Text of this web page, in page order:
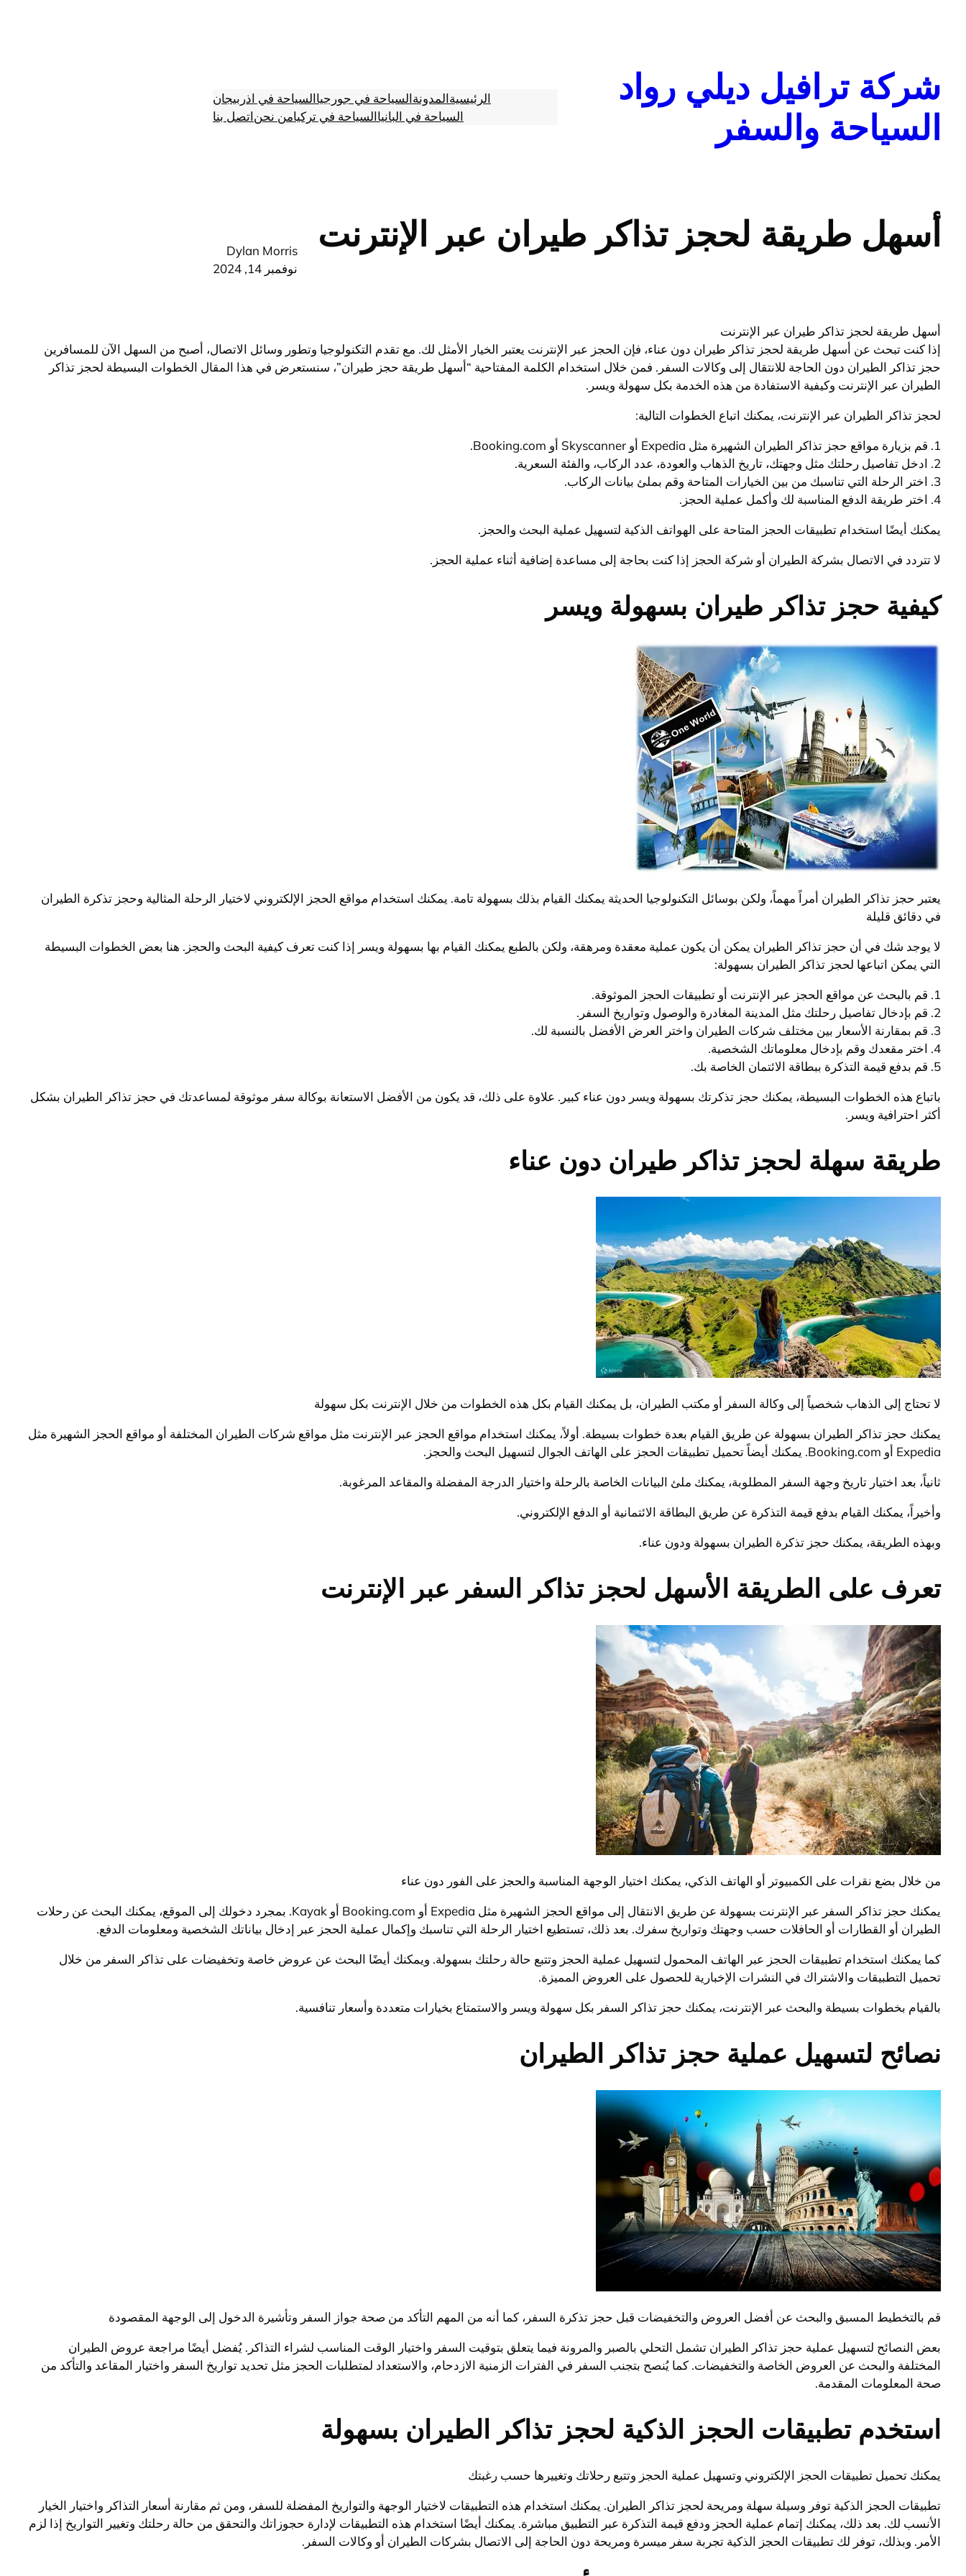
شركة ترافيل ديلي رواد
السياحة والسفر
الرئيسيةالمدونةالسياحة في جورجياالسياحة في اذربيجان
السياحة في البانياالسياحة في تركيامن نحناتصل بنا
أسهل طريقة لحجز تذاكر طيران عبر الإنترنت
Dylan Morris
نوفمبر 14, 2024
أسهل طريقة لحجز تذاكر طيران عبر الإنترنت
إذا كنت تبحث عن أسهل طريقة لحجز تذاكر طيران دون عناء، فإن الحجز عبر الإنترنت يعتبر الخيار الأمثل لك. مع تقدم التكنولوجيا وتطور وسائل الاتصال، أصبح من السهل الآن للمسافرين
حجز تذاكر الطيران دون الحاجة للانتقال إلى وكالات السفر. فمن خلال استخدام الكلمة المفتاحية “أسهل طريقة حجز طيران”، سنستعرض في هذا المقال الخطوات البسيطة لحجز تذاكر
الطيران عبر الإنترنت وكيفية الاستفادة من هذه الخدمة بكل سهولة ويسر.
لحجز تذاكر الطيران عبر الإنترنت، يمكنك اتباع الخطوات التالية:
1. قم بزيارة مواقع حجز تذاكر الطيران الشهيرة مثل Expedia أو Skyscanner أو Booking.com.
2. ادخل تفاصيل رحلتك مثل وجهتك، تاريخ الذهاب والعودة، عدد الركاب، والفئة السعرية.
3. اختر الرحلة التي تناسبك من بين الخيارات المتاحة وقم بملئ بيانات الركاب.
4. اختر طريقة الدفع المناسبة لك وأكمل عملية الحجز.
يمكنك أيضًا استخدام تطبيقات الحجز المتاحة على الهواتف الذكية لتسهيل عملية البحث والحجز.
لا تتردد في الاتصال بشركة الطيران أو شركة الحجز إذا كنت بحاجة إلى مساعدة إضافية أثناء عملية الحجز.
كيفية حجز تذاكر طيران بسهولة ويسر
يعتبر حجز تذاكر الطيران أمراً مهماً، ولكن بوسائل التكنولوجيا الحديثة يمكنك القيام بذلك بسهولة تامة. يمكنك استخدام مواقع الحجز الإلكتروني لاختيار الرحلة المثالية وحجز تذكرة الطيران
في دقائق قليلة
لا يوجد شك في أن حجز تذاكر الطيران يمكن أن يكون عملية معقدة ومرهقة، ولكن بالطبع يمكنك القيام بها بسهولة ويسر إذا كنت تعرف كيفية البحث والحجز. هنا بعض الخطوات البسيطة
التي يمكن اتباعها لحجز تذاكر الطيران بسهولة:
1. قم بالبحث عن مواقع الحجز عبر الإنترنت أو تطبيقات الحجز الموثوقة.
2. قم بإدخال تفاصيل رحلتك مثل المدينة المغادرة والوصول وتواريخ السفر.
3. قم بمقارنة الأسعار بين مختلف شركات الطيران واختر العرض الأفضل بالنسبة لك.
4. اختر مقعدك وقم بإدخال معلوماتك الشخصية.
5. قم بدفع قيمة التذكرة ببطاقة الائتمان الخاصة بك.
باتباع هذه الخطوات البسيطة، يمكنك حجز تذكرتك بسهولة ويسر دون عناء كبير. علاوة على ذلك، قد يكون من الأفضل الاستعانة بوكالة سفر موثوقة لمساعدتك في حجز تذاكر الطيران بشكل
أكثر احترافية ويسر.
طريقة سهلة لحجز تذاكر طيران دون عناء
لا تحتاج إلى الذهاب شخصياً إلى وكالة السفر أو مكتب الطيران، بل يمكنك القيام بكل هذه الخطوات من خلال الإنترنت بكل سهولة
يمكنك حجز تذاكر الطيران بسهولة عن طريق القيام بعدة خطوات بسيطة. أولاً، يمكنك استخدام مواقع الحجز عبر الإنترنت مثل مواقع شركات الطيران المختلفة أو مواقع الحجز الشهيرة مثل
Expedia أو Booking.com. يمكنك أيضاً تحميل تطبيقات الحجز على الهاتف الجوال لتسهيل البحث والحجز.
ثانياً، بعد اختيار تاريخ وجهة السفر المطلوبة، يمكنك ملئ البيانات الخاصة بالرحلة واختيار الدرجة المفضلة والمقاعد المرغوبة.
وأخيراً، يمكنك القيام بدفع قيمة التذكرة عن طريق البطاقة الائتمانية أو الدفع الإلكتروني.
وبهذه الطريقة، يمكنك حجز تذكرة الطيران بسهولة ودون عناء.
تعرف على الطريقة الأسهل لحجز تذاكر السفر عبر الإنترنت
من خلال بضع نقرات على الكمبيوتر أو الهاتف الذكي، يمكنك اختيار الوجهة المناسبة والحجز على الفور دون عناء
يمكنك حجز تذاكر السفر عبر الإنترنت بسهولة عن طريق الانتقال إلى مواقع الحجز الشهيرة مثل Expedia أو Booking.com أو Kayak. بمجرد دخولك إلى الموقع، يمكنك البحث عن رحلات
الطيران أو القطارات أو الحافلات حسب وجهتك وتواريخ سفرك. بعد ذلك، تستطيع اختيار الرحلة التي تناسبك وإكمال عملية الحجز عبر إدخال بياناتك الشخصية ومعلومات الدفع.
كما يمكنك استخدام تطبيقات الحجز عبر الهاتف المحمول لتسهيل عملية الحجز وتتبع حالة رحلتك بسهولة. ويمكنك أيضًا البحث عن عروض خاصة وتخفيضات على تذاكر السفر من خلال
تحميل التطبيقات والاشتراك في النشرات الإخبارية للحصول على العروض المميزة.
بالقيام بخطوات بسيطة والبحث عبر الإنترنت، يمكنك حجز تذاكر السفر بكل سهولة ويسر والاستمتاع بخيارات متعددة وأسعار تنافسية.
نصائح لتسهيل عملية حجز تذاكر الطيران
قم بالتخطيط المسبق والبحث عن أفضل العروض والتخفيضات قبل حجز تذكرة السفر، كما أنه من المهم التأكد من صحة جواز السفر وتأشيرة الدخول إلى الوجهة المقصودة
بعض النصائح لتسهيل عملية حجز تذاكر الطيران تشمل التحلي بالصبر والمرونة فيما يتعلق بتوقيت السفر واختيار الوقت المناسب لشراء التذاكر. يُفضل أيضًا مراجعة عروض الطيران
المختلفة والبحث عن العروض الخاصة والتخفيضات. كما يُنصح بتجنب السفر في الفترات الزمنية الازدحام، والاستعداد لمتطلبات الحجز مثل تحديد تواريخ السفر واختيار المقاعد والتأكد من
صحة المعلومات المقدمة.
استخدم تطبيقات الحجز الذكية لحجز تذاكر الطيران بسهولة
يمكنك تحميل تطبيقات الحجز الإلكتروني وتسهيل عملية الحجز وتتبع رحلاتك وتغييرها حسب رغبتك
تطبيقات الحجز الذكية توفر وسيلة سهلة ومريحة لحجز تذاكر الطيران. يمكنك استخدام هذه التطبيقات لاختيار الوجهة والتواريخ المفضلة للسفر، ومن ثم مقارنة أسعار التذاكر واختيار الخيار
الأنسب لك. بعد ذلك، يمكنك إتمام عملية الحجز ودفع قيمة التذكرة عبر التطبيق مباشرة. يمكنك أيضًا استخدام هذه التطبيقات لإدارة حجوزاتك والتحقق من حالة رحلتك وتغيير التواريخ إذا لزم
الأمر. وبذلك، توفر لك تطبيقات الحجز الذكية تجربة سفر ميسرة ومريحة دون الحاجة إلى الاتصال بشركات الطيران أو وكالات السفر.